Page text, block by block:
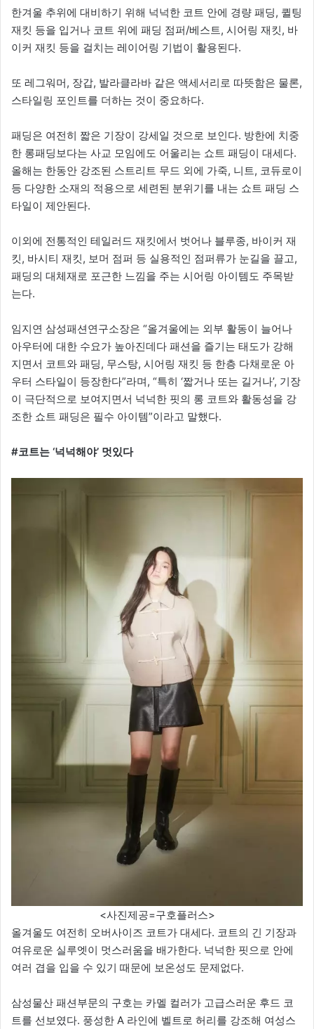
한겨울 추위에 대비하기 위해 넉넉한 코트 안에 경량 패딩, 퀼팅
재킷 등을 입거나 코트 위에 패딩 점퍼/베스트, 시어링 재킷, 바
이커 재킷 등을 걸치는 레이어링 기법이 활용된다.
또 레그워머, 장갑, 발라클라바 같은 액세서리로 따뜻함은 물론,
스타일링 포인트를 더하는 것이 중요하다.
패딩은 여전히 짧은 기장이 강세일 것으로 보인다. 방한에 치중
한 롱패딩보다는 사교 모임에도 어울리는 쇼트 패딩이 대세다.
올해는 한동안 강조된 스트리트 무드 외에 가죽, 니트, 코듀로이
등 다양한 소재의 적용으로 세련된 분위기를 내는 쇼트 패딩 스
타일이 제안된다.
이외에 전통적인 테일러드 재킷에서 벗어나 블루종, 바이커 재
킷, 바시티 재킷, 보머 점퍼 등 실용적인 점퍼류가 눈길을 끌고,
패딩의 대체재로 포근한 느낌을 주는 시어링 아이템도 주목받
는다.
임지연 삼성패션연구소장은 “올겨울에는 외부 활동이 늘어나
아우터에 대한 수요가 높아진데다 패션을 즐기는 태도가 강해
지면서 코트와 패딩, 무스탕, 시어링 재킷 등 한층 다채로운 아
우터 스타일이 등장한다”라며, “특히 ‘짧거나 또는 길거나’, 기장
이 극단적으로 보여지면서 넉넉한 핏의 롱 코트와 활동성을 강
조한 쇼트 패딩은 필수 아이템”이라고 말했다.
#코트는 ‘넉넉해야’ 멋있다
<사진제공=구호플러스>
올겨울도 여전히 오버사이즈 코트가 대세다. 코트의 긴 기장과
여유로운 실루엣이 멋스러움을 배가한다. 넉넉한 핏으로 안에
여러 겹을 입을 수 있기 때문에 보온성도 문제없다.
삼성물산 패션부문의 구호는 카멜 컬러가 고급스러운 후드 코
트를 선보였다. 풍성한 A 라인에 벨트로 허리를 강조해 여성스